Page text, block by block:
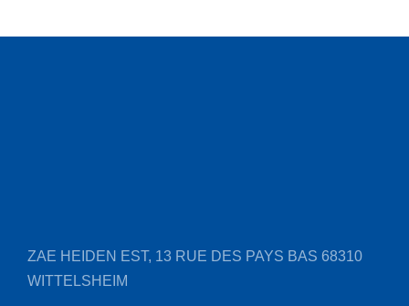
ZAE HEIDEN EST, 13 RUE DES PAYS BAS 68310
WITTELSHEIM